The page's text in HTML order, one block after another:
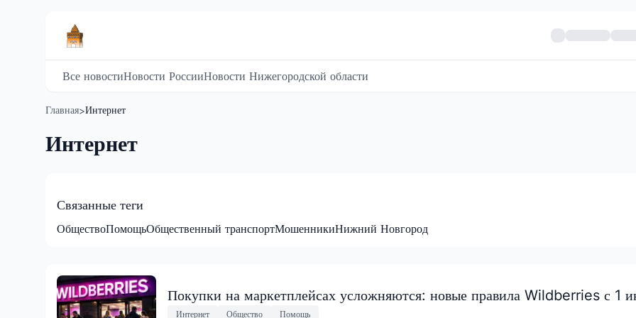
Все новостиНовости РоссииНовости Нижегородской области
Главная>Интернет
Интернет
Связанные теги
ОбществоПомощьОбщественный транспортМошенникиНижний Новгород
Покупки на маркетплейсах усложняются: новые правила Wildberries с 1
Интернет Общество Помощь